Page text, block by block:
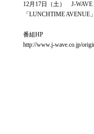
12月17日（土） J-WAVE
「LUNCHTIME
番組HP
http://www.j-wave.co.jp/